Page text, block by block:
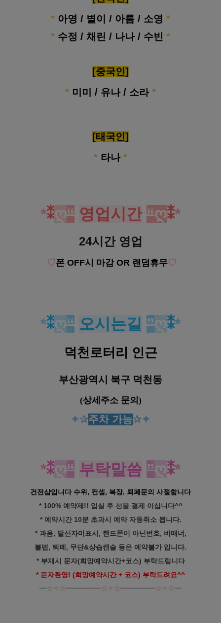
* 아영 / 별이 / 아름 / 소영 *
* 수정 / 채린 / 나나 / 수빈 *
[중국인]
* 미미 / 유나 / 소라 *
[태국인]
* 타나 *
*⁑ “ 영업시간 “ღ⁑*
24시간 영업
♡폰 OFF시 마감 OR 랜덤휴무♡
*⁑ღ“ 오시는길 ”ღ⁑*
덕천로터리 인근
부산광역시 북구 덕천동
(상세주소 문의)
✦✰주차 가능✰✦
*⁑ღ“ 부탁말씀 ”ღ⁑*
건전샵입니다 수위, 컨셉, 복장, 퇴폐문의 사절합니다
* 100% 예약제!! 입실 후 선불 결제 이십니다^^
* 예약시간 10분 초과시 예약 자동취소 됩니다.
* 과음, 발신자미표시, 핸드폰이 아닌번호, 비매너,
불법, 퇴폐, 무단&상습캔슬 등은 예약불가 입니다.
* 부재시 문자(희망예약시간+코스) 부탁드립니다
* 문자환영! (희망예약시간 + 코스) 부탁드려요^^
━☆✧☆━━━━━☆✧☆━━━━━☆✧☆━